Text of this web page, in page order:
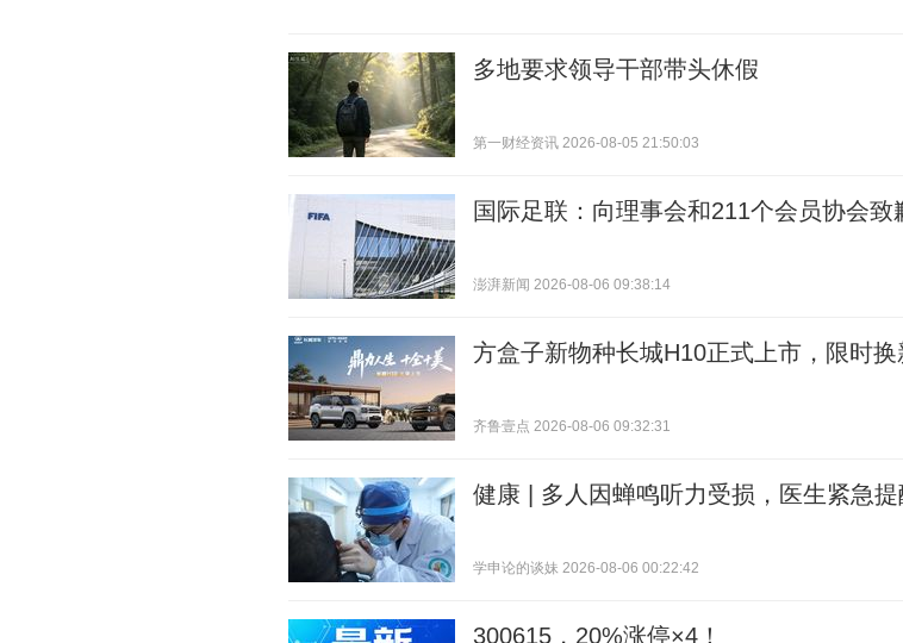
多地要求领导干部带头休假
第一财经资讯 2026-08-05 21:50:03
国际足联：向理事会和211个会员协会致
澎湃新闻 2026-08-06 09:38:14
方盒子新物种长城H10正式上市，限时
齐鲁壹点 2026-08-06 09:32:31
健康 | 多人因蝉鸣听力受损，医生紧急提
学申论的谈妹 2026-08-06 00:22:42
300615，20%涨停×4！